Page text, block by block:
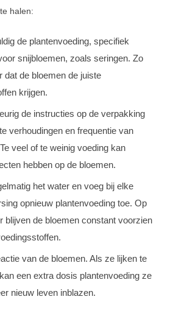
halen:
de plantenvoeding, specifiek
snijbloemen, zoals seringen. Zo
dat de bloemen de juiste
krijgen.
de instructies op de verpakking
verhoudingen en frequentie van
veel of te weinig voeding kan
hebben op de bloemen.
het water en voeg bij elke
opnieuw plantenvoeding toe. Op
blijven de bloemen constant voorzien
van de bloemen. Als ze lijken te
een extra dosis plantenvoeding ze
nieuw leven inblazen.